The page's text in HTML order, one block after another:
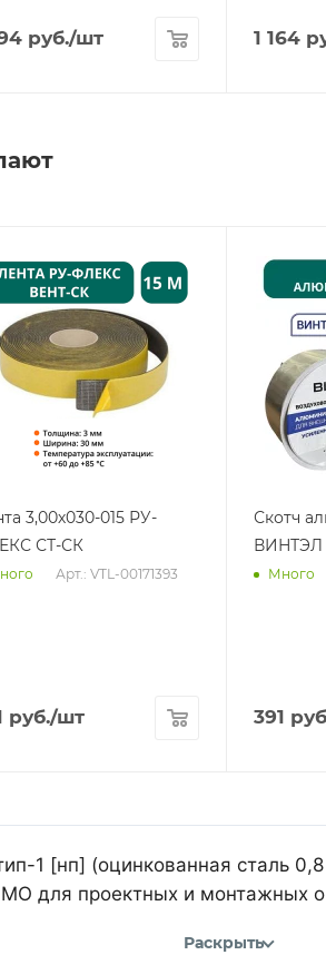
руб./шт 1 164
3,00х030-015 РУ-
СТ-СК
Арт.: VTL-00171393
руб./шт
Скотч
ВИНТЭЛ
Много
391
1 [нп] (оцинкованная сталь
для проектных и монтажных
Раскрыть